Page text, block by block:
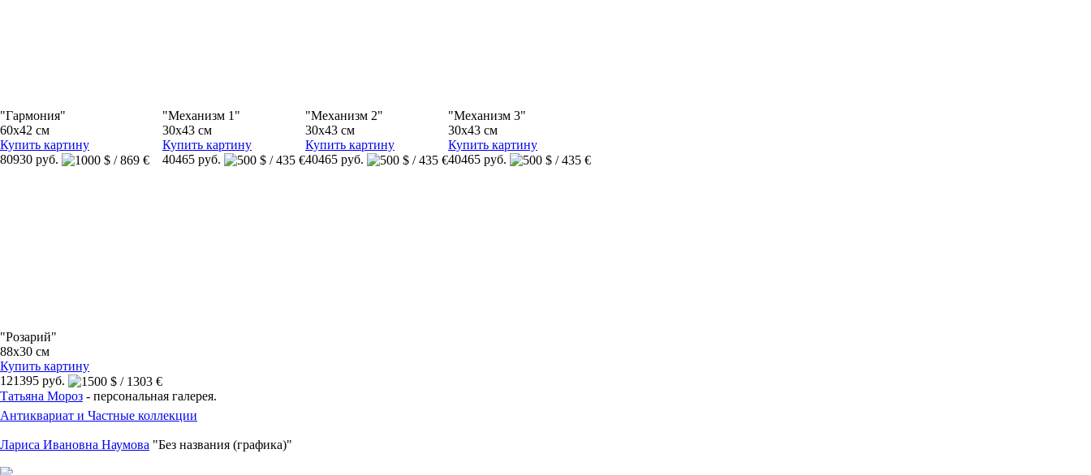
"Гармония"
60x42 см
Купить картину
80930 руб.
"Механизм 1"
30x43 см
Купить картину
40465 руб.
"Механизм 2"
30x43 см
Купить картину
40465 руб.
"Механизм 3"
30x43 см
Купить картину
40465 руб.
"Розарий"
88x30 см
Купить картину
121395 руб.
Татьяна Мороз - персональная галерея.
Антиквариат и Частные коллекции
Лариса Ивановна Наумова "Без названия (графика)"